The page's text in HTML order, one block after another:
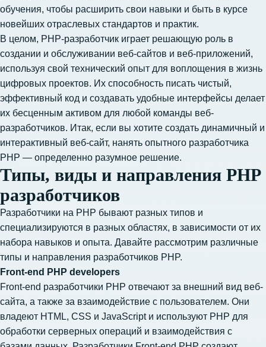
обучения, чтобы расширить свои навыки и быть в курсе
новейших отраслевых стандартов и практик.
В целом, PHP-разработчик играет решающую роль в
создании и обслуживании веб-сайтов и веб-приложений,
используя свой технический опыт для воплощения в жизнь
цифровых проектов. Их способность писать чистый,
эффективный код и создавать удобные интерфейсы делает
их бесценным активом для любой команды веб-
разработчиков. Итак, если вы хотите создать динамичный и
интерактивный веб-сайт, нанять опытного разработчика
PHP — определенно разумное решение.
Типы, виды и направления РНР
разработчиков
Разработчики на PHP бывают разных типов и
специализируются в разных областях, в зависимости от их
набора навыков и опыта. Давайте рассмотрим различные
типы и направления разработчиков PHP.
Front-end PHP developers
Front-end разработчики PHP отвечают за внешний вид веб-
сайта, а также за взаимодействие с пользователем. Они
владеют HTML, CSS и JavaScript и используют PHP для
обработки серверных операций и взаимодействия с